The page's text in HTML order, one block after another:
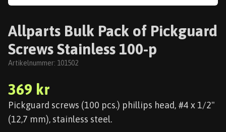
Allparts Bulk Pack of Pickguard
Screws Stainless 100-p
Artikelnummer: 101502
369 kr
Pickguard screws (100 pcs.) phillips head, #4 x 1/2"
(12,7 mm), stainless steel.